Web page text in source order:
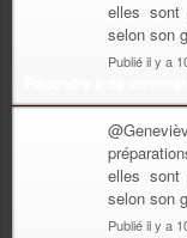
elles sont
selon son
Publié il y a
elles sont
selon son
Publié il y a